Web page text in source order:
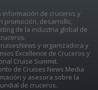
información de cruceros y
promoción, desarrollo,
de la industria global de
y organizadora y
Excellence de Cruceros y
Cruise Summit.
de Cruises News Media
y asesora sobre la
de cruceros.